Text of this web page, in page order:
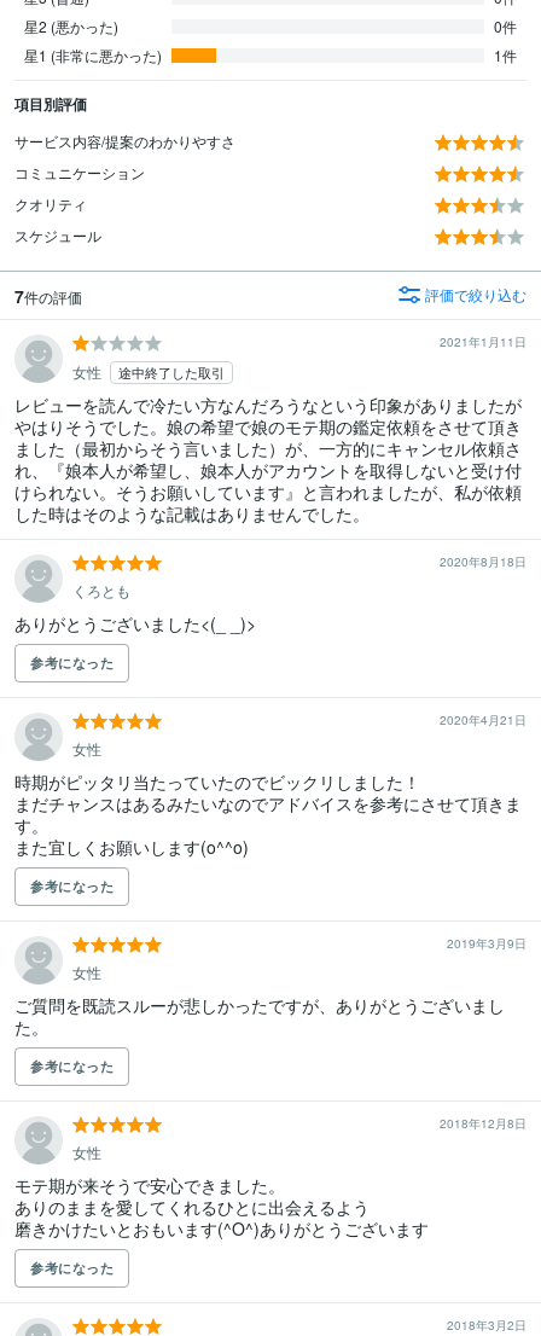
星2 (悪かった)
0件
星1 (非常に悪かった)
1件
項目別評価
サービス内容/提案のわかりやすさ
コミュニケーション
クオリティ
スケジュール
7件の評価 評価で絞り込む
2021年1月11日
女性 途中終了した取引
レビューを読んで冷たい方なんだろうなという印象がありましたが
やはりそうでした。娘の希望で娘のモテ期の鑑定依頼をさせて頂き
ました（最初からそう言いました）が、一方的にキャンセル依頼さ
れ、『娘本人が希望し、娘本人がアカウントを取得しないと受け付
けられない。そうお願いしています』と言われましたが、私が依頼
した時はそのような記載はありませんでした。
2020年8月18日
くろとも
ありがとうございました<(_ _)>
参考になった
2020年4月21日
女性
時期がピッタリ当たっていたのでビックリしました！
まだチャンスはあるみたいなのでアドバイスを参考にさせて頂きま
す。
また宜しくお願いします(o^^o)
参考になった
2019年3月9日
女性
ご質問を既読スルーが悲しかったですが、ありがとうございまし
た。
参考になった
2018年12月8日
女性
モテ期が来そうで安心できました。
ありのままを愛してくれるひとに出会えるよう
磨きかけたいとおもいます(^O^)ありがとうございます
参考になった
2018年3月2日